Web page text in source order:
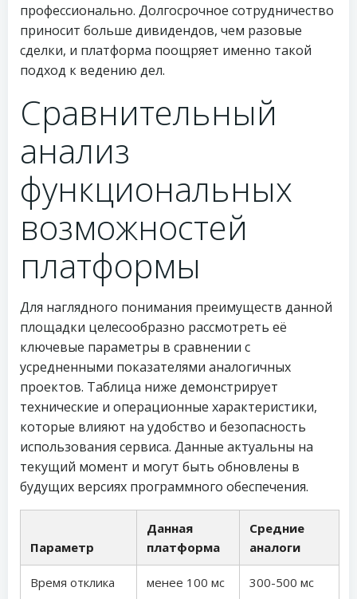
профессионально. Долгосрочное сотрудничество
приносит больше дивидендов, чем разовые
сделки, и платформа поощряет именно такой
подход к ведению дел.
Сравнительный
анализ
функциональных
возможностей
платформы
Для наглядного понимания преимуществ данной
площадки целесообразно рассмотреть её
ключевые параметры в сравнении с
усредненными показателями аналогичных
проектов. Таблица ниже демонстрирует
технические и операционные характеристики,
которые влияют на удобство и безопасность
использования сервиса. Данные актуальны на
текущий момент и могут быть обновлены в
будущих версиях программного обеспечения.
Параметр
Данная
платформа
Средние
аналоги
Время отклика
менее 100 мс 300-500 мс